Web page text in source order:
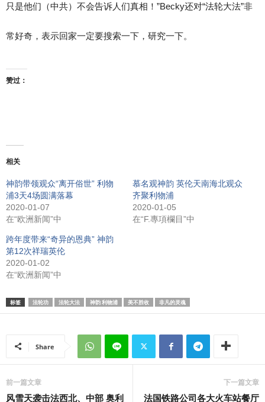
只是他们（中共）不会告诉人们真相！”Becky还对“法轮大法”非
常好奇，表示回家一定要搜索一下，研究一下。
赞过：
相关
神韵带领观众“离开俗世” 利物
浦3天4场圆满落幕
2020-01-07
在“欧洲新闻”中
慕名观神韵 英伦天南海北观众
齐聚利物浦
2020-01-05
在“F.專項欄目”中
跨年度带来“奇异的恩典” 神韵
第12次祥瑞英伦
2020-01-02
在“欧洲新闻”中
标签 法轮功 法轮大法 神韵 利物浦 美不胜收 非凡的灵魂
Share
前一篇文章
风雪天袭击法西北、中部 奥利
下一篇文章
法国铁路公司各大火车站餐厅